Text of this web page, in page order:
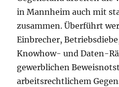
in Mannheim auch mit
zusammen. Überführt
Einbrecher,
Knowhow- und Daten-
gewerblichen
arbeitsrechtlichem